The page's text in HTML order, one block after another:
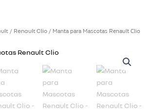
/ Renault Clio / Manta para Mascotas Renault Clio